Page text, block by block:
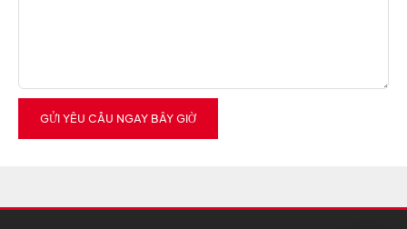
GỬI YÊU CẦU NGAY BÂY GIỜ